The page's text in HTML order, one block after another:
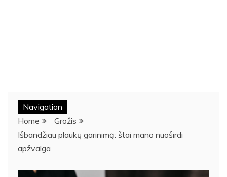
Navigation
Home
Grožis
Išbandžiau plaukų garinimą: štai mano nuoširdi
apžvalga